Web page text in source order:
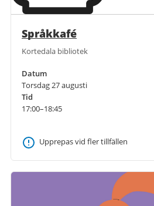
Språkkafé
Kortedala bibliotek
Datum
Torsdag 27 augusti
Tid
17:00–18:45
Upprepas vid fler tillfällen